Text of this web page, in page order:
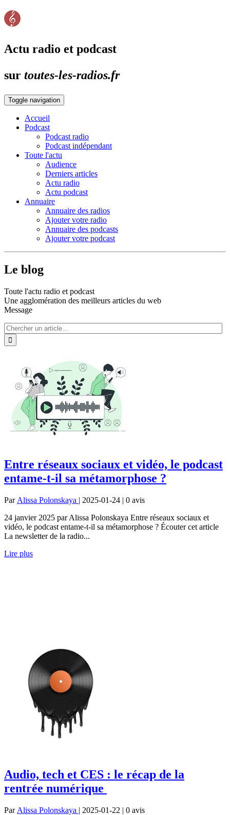
Actu radio et podcast
sur toutes-les-radios.fr
Toggle navigation
Accueil
Podcast
Podcast radio
Podcast indépendant
Toute l'actu
Audience
Derniers articles
Actu radio
Actu podcast
Annuaire
Annuaire des radios
Ajouter votre radio
Annuaire des podcasts
Ajouter votre podcast
Le blog
Toute l'actu radio et podcast
Une agglomération des meilleurs articles du web
Message
Entre réseaux sociaux et vidéo, le podcast
entame-t-il sa métamorphose ?
Par Alissa Polonskaya | 2025-01-24 | 0 avis
24 janvier 2025 par Alissa Polonskaya Entre réseaux sociaux et
vidéo, le podcast entame-t-il sa métamorphose ? Écouter cet article
La newsletter de la radio...
Lire plus
Audio, tech et CES : le récap de la
rentrée numérique
Par Alissa Polonskaya | 2025-01-22 | 0 avis